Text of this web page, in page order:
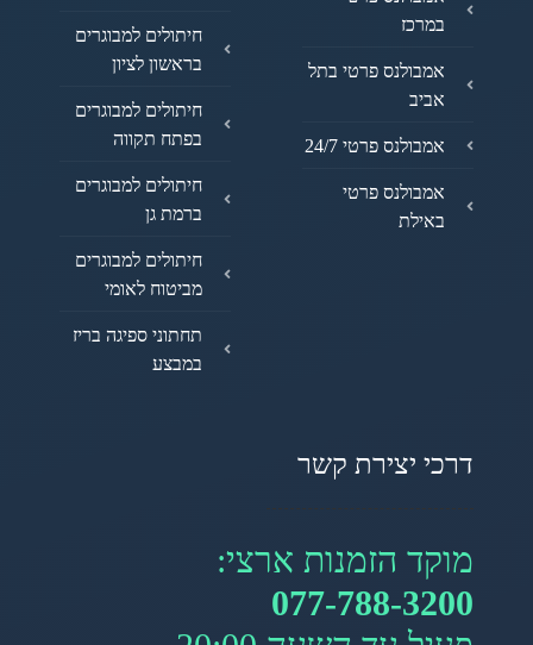
במרכז
אמבולנס פרטי בתל
אביב
אמבולנס פרטי 24/7
אמבולנס פרטי
באילת
חיתולים למבוגרים
בראשון לציון
חיתולים למבוגרים
בפתח תקווה
חיתולים למבוגרים
ברמת גן
חיתולים למבוגרים
מביטוח לאומי
תחתוני ספיגה בריז
במבצע
דרכי יצירת קשר
מוקד הזמנות ארצי:
077-788-3200